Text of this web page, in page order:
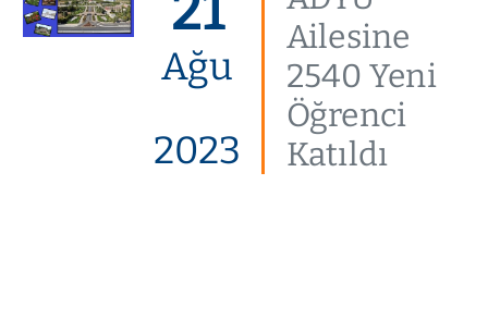
Ağu
2023
Ailesine
2540 Yeni
Öğrenci
Katıldı